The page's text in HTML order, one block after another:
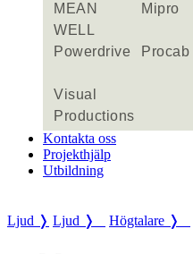
MEAN
WELL
Mipro
Powerdrive Procab
Visual
Productions
Kontakta oss
Projekthjälp
Utbildning
Ljud ❭ Ljud ❭ Högtalare ❭